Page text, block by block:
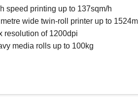
speed printing up to 137sqm/h
wide twin-roll printer up to
resolution of 1200dpi
media rolls up to 100kg